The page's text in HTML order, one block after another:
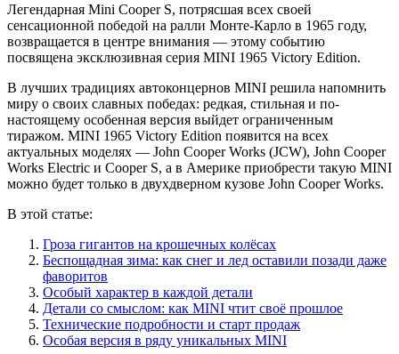
Легендарная Mini Cooper S, потрясшая всех своей
сенсационной победой на ралли Монте-Карло в 1965 году,
возвращается в центре внимания — этому событию
посвящена эксклюзивная серия MINI 1965 Victory Edition.
В лучших традициях автоконцернов MINI решила напомнить
миру о своих славных победах: редкая, стильная и по-
настоящему особенная версия выйдет ограниченным
тиражом. MINI 1965 Victory Edition появится на всех
актуальных моделях — John Cooper Works (JCW), John Cooper
Works Electric и Cooper S, а в Америке приобрести такую MINI
можно будет только в двухдверном кузове John Cooper Works.
В этой статье:
Гроза гигантов на крошечных колёсах
Беспощадная зима: как снег и лед оставили позади даже
фаворитов
Особый характер в каждой детали
Детали со смыслом: как MINI чтит своё прошлое
Технические подробности и старт продаж
Особая версия в ряду уникальных MINI